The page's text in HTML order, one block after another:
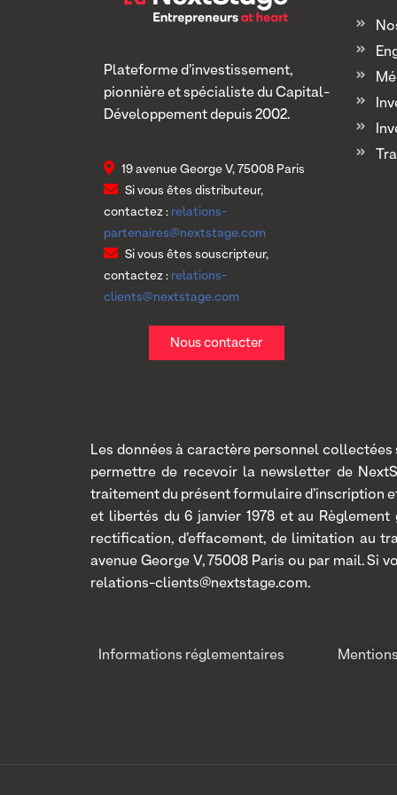
Plateforme d’investissement,
pionnière et spécialiste du Capital-
Développement depuis 2002.
19 avenue George V, 75008 Paris
Si vous êtes distributeur,
contactez : relations-
partenaires@nextstage.com
Si vous êtes souscripteur,
contactez : relations-
clients@nextstage.com
Nous contacter
Les données à caractère personnel
permettre de recevoir la newsletter de
traitement du présent formulaire d’inscription
et libertés du 6 janvier 1978 et au Règlement
rectification, d’effacement, de limitation au
avenue George V, 75008 Paris ou par mail.
relations-clients@nextstage.com.
Informations réglementaires